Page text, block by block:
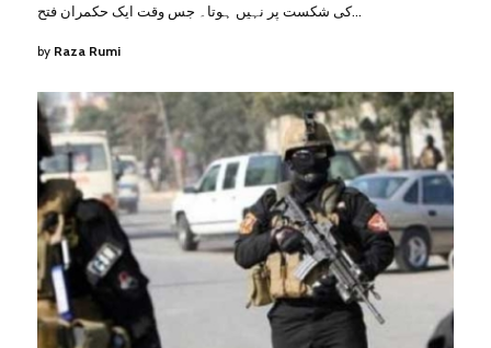
کی شکست پر نہیں ہوتا۔ جس وقت ایک حکمران فتح…
by Raza Rumi